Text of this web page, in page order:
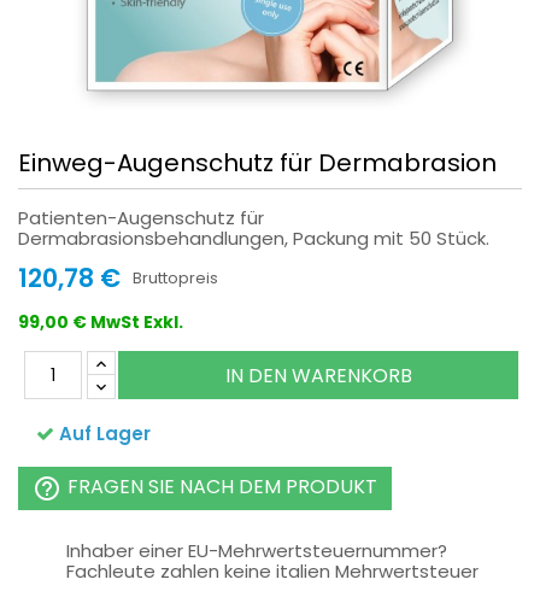
Einweg-Augenschutz für Dermabrasion
Patienten-Augenschutz für
Dermabrasionsbehandlungen, Packung mit 50 Stück.
120,78 € Bruttopreis
99,00 € MwSt Exkl.
IN DEN WARENKORB
Auf Lager
help_outline FRAGEN SIE NACH DEM PRODUKT
Inhaber einer EU-Mehrwertsteuernummer?
Fachleute zahlen keine italien Mehrwertsteuer